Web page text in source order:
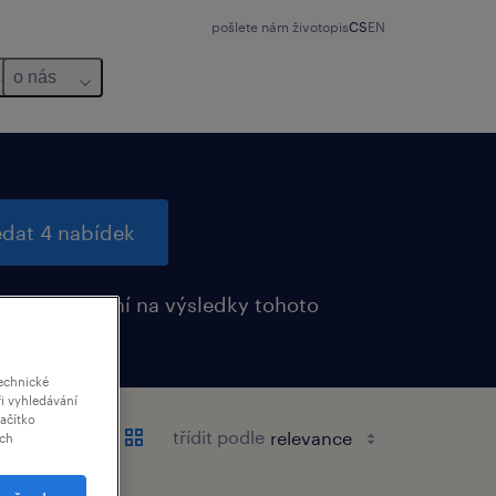
pošlete nám životopisCSEN
o nás
4 nabídek
upozornění na výsledky tohoto
třídit podle
vyhledávání